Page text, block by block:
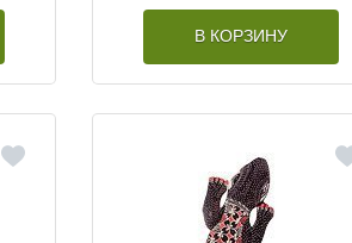
В КОРЗИНУ